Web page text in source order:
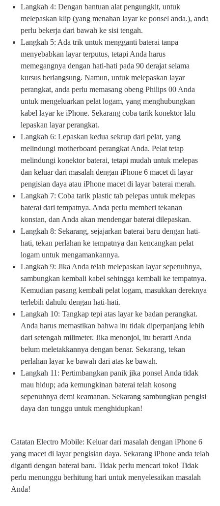
Langkah 4: Dengan bantuan alat pengungkit, untuk
melepaskan klip (yang menahan layar ke ponsel anda.), anda
perlu bekerja dari bawah ke sisi tengah.
Langkah 5: Ada trik untuk mengganti baterai tanpa
menyebabkan layar terputus, tetapi Anda harus
memegangnya dengan hati-hati pada 90 derajat selama
kursus berlangsung. Namun, untuk melepaskan layar
perangkat, anda perlu memasang obeng Philips 00 Anda
untuk mengeluarkan pelat logam, yang menghubungkan
kabel layar ke iPhone. Sekarang coba tarik konektor lalu
lepaskan layar perangkat.
Langkah 6: Lepaskan kedua sekrup dari pelat, yang
melindungi motherboard perangkat Anda. Pelat tetap
melindungi konektor baterai, tetapi mudah untuk melepas
dan keluar dari masalah dengan iPhone 6 macet di layar
pengisian daya atau iPhone macet di layar baterai merah.
Langkah 7: Coba tarik plastic tab pelepas untuk melepas
baterai dari tempatnya. Anda perlu memberi tekanan
konstan, dan Anda akan mendengar baterai dilepaskan.
Langkah 8: Sekarang, sejajarkan baterai baru dengan hati-
hati, tekan perlahan ke tempatnya dan kencangkan pelat
logam untuk mengamankannya.
Langkah 9: Jika Anda telah melepaskan layar sepenuhnya,
sambungkan kembali kabel sehingga kembali ke tempatnya.
Kemudian pasang kembali pelat logam, masukkan dereknya
terlebih dahulu dengan hati-hati.
Langkah 10: Tangkap tepi atas layar ke badan perangkat.
Anda harus memastikan bahwa itu tidak diperpanjang lebih
dari setengah milimeter. Jika menonjol, itu berarti Anda
belum meletakkannya dengan benar. Sekarang, tekan
perlahan layar ke bawah dari atas ke bawah.
Langkah 11: Pertimbangkan panik jika ponsel Anda tidak
mau hidup; ada kemungkinan baterai telah kosong
sepenuhnya demi keamanan. Sekarang sambungkan pengisi
daya dan tunggu untuk menghidupkan!
Catatan Electro Mobile: Keluar dari masalah dengan iPhone 6
yang macet di layar pengisian daya. Sekarang iPhone anda telah
diganti dengan baterai baru. Tidak perlu mencari toko! Tidak
perlu menunggu berhitung hari untuk menyelesaikan masalah
Anda!